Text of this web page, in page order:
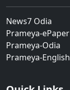
News7 Odia
Prameya-ePaper
Prameya-Odia
Prameya-English